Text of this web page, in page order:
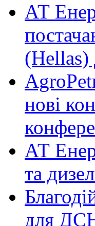
АТ
(Hellas)
нові
АТ
та
для